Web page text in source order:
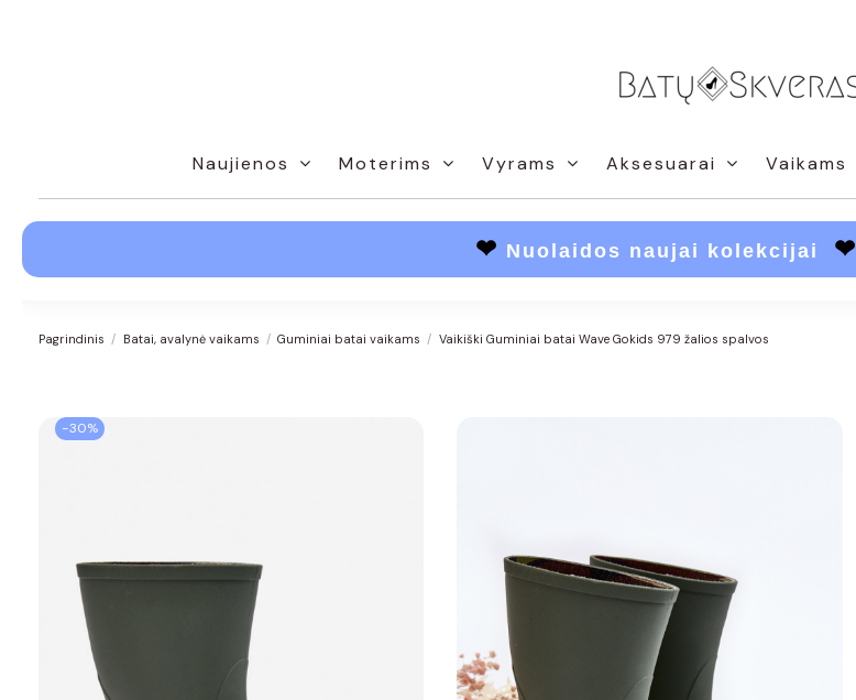
Naujienos Moterims Vyrams Aksesuarai Vaikams
❤ Nuolaidos naujai kolekcijai ❤
Pagrindinis Batai, avalynė vaikams Guminiai batai vaikams Vaikiški Guminiai batai Wave Gokids 979 žalios spalvos
−30%